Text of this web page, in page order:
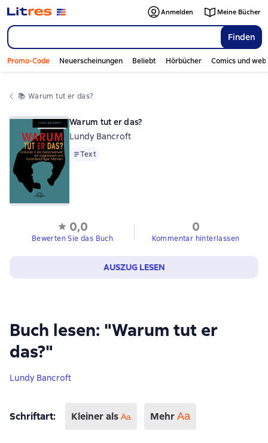
Finden
Anmelden Meine Bücher
Promo-Code Neuerscheinungen Beliebt Hörbücher Comics und
📚 Warum tut er das?
Buch lesen: "Warum tut er
das?"
Lundy Bancroft
Schriftart: Kleiner als Aa Mehr Аа
Warum tut er das?
Lundy Bancroft
TextText
0,0
Bewerten Sie das Buch
0
Kommentar hinterlassen
AUSZUG LESEN